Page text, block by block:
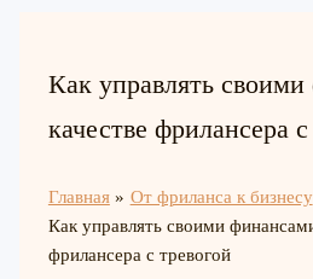
Как управлять
качестве фрилансера
Главная
От фриланса к бизнесу
Как управлять своими
фрилансера с тревогой